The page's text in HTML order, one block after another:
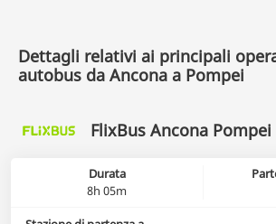
Dettagli relativi ai principali
autobus da Ancona a Pompei
FlixBus Ancona Pompei
Durata
8h 05m